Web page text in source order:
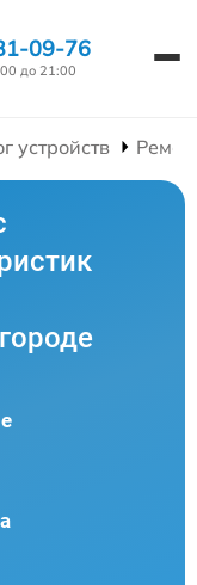
09-76
до 21:00
устройств